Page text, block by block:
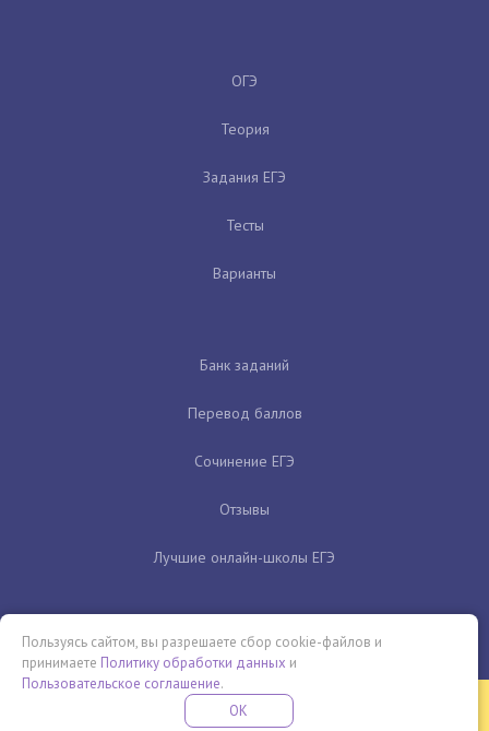
ОГЭ
Теория
Задания ЕГЭ
Тесты
Варианты
Банк заданий
Перевод баллов
Сочинение ЕГЭ
Отзывы
Лучшие онлайн-школы ЕГЭ
Бесплатная летняя школа
ПРОВЕДИ ЭТО ЛЕТО С ПОЛЬЗОЙ
Пользуясь сайтом, вы разрешаете сбор cookie-файлов и
принимаете Политику обработки данных и
Пользовательское соглашение.
OK